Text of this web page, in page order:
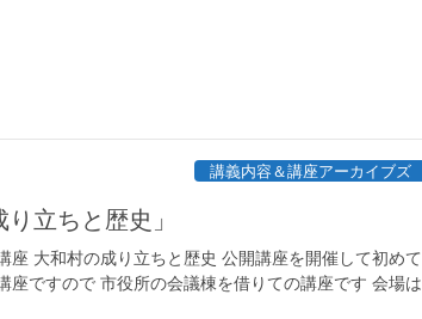
講義内容＆講座アーカイブズ
立ちと歴史」
大和村の成り立ちと歴史 公開講座を開催して初めて
ですので 市役所の会議棟を借りての講座です 会場は